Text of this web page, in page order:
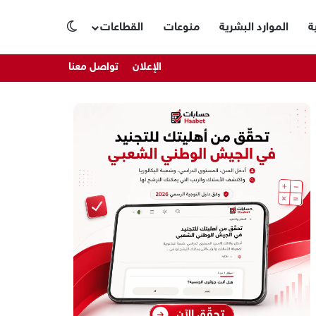
الموارد البشرية منوعات القطاعات
الإعلان تواصل معنا